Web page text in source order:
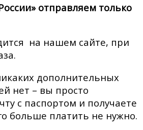
отправляем только
на нашем сайте, при
дополнительных
нет – вы просто
с паспортом и получаете
больше платить не нужно.